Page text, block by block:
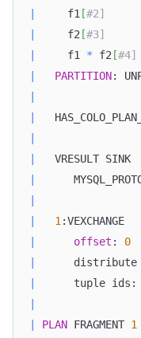
     f1
[#2]
     f2
[#3]
     f1
* f2 [
PARTITION:
1
offset : 0
      tuple ids:
PLAN FRAGMENT 1